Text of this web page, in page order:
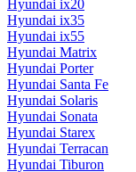
Hyundai ix20
Hyundai ix35
Hyundai ix55
Hyundai Matrix
Hyundai Porter
Hyundai Santa Fe
Hyundai Solaris
Hyundai Sonata
Hyundai Starex
Hyundai Terracan
Hyundai Tiburon